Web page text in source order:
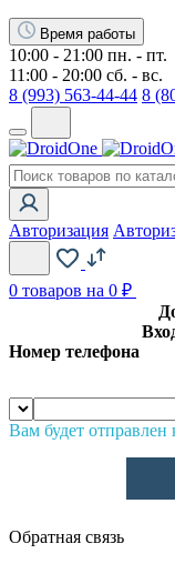
Время работы
10:00 - 21:00 пн. - пт.
11:00 - 20:00 сб. - вс.
8 (993) 563-44-44 8
Авторизация
0 товаров на 0 ₽
Номер телефона
Вам будет отправлен
Обратная связь